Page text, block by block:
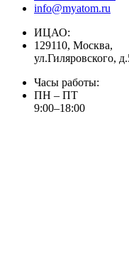
info@myatom.ru
ИЦАО:
129110, Москва,
ул.Гиляровского,
Часы работы:
ПН – ПТ
9:00–18:00